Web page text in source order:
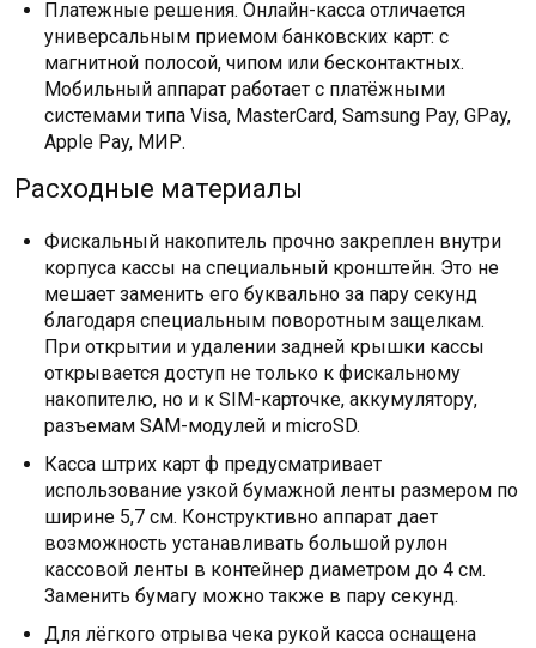
Платежные решения. Онлайн-касса отличается
универсальным приемом банковских карт: с
магнитной полосой, чипом или бесконтактных.
Мобильный аппарат работает с платёжными
системами типа Visa, MasterCard, Samsung Pay, GPay,
Apple Pay, МИР.
Расходные материалы
Фискальный накопитель прочно закреплен внутри
корпуса кассы на специальный кронштейн. Это не
мешает заменить его буквально за пару секунд
благодаря специальным поворотным защелкам.
При открытии и удалении задней крышки кассы
открывается доступ не только к фискальному
накопителю, но и к SIM-карточке, аккумулятору,
разъемам SAM-модулей и microSD.
Касса штрих карт ф предусматривает
использование узкой бумажной ленты размером по
ширине 5,7 см. Конструктивно аппарат дает
возможность устанавливать большой рулон
кассовой ленты в контейнер диаметром до 4 см.
Заменить бумагу можно также в пару секунд.
Для лёгкого отрыва чека рукой касса оснащена